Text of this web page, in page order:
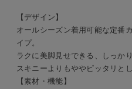
【デザイン】
オールシーズン着用可能な定番
イプ。
ラクに美脚見せできる、しっか
スキニーよりもややピッタリと
【素材・機能】